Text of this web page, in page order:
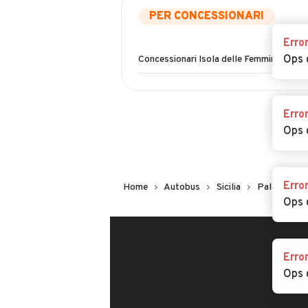
PER CONCESSIONARI
Concessionari Isola delle Femmine
Home Autobus Sicilia Palermo
Error
Ops
Error
Ops
Error
Ops
Error
Ops